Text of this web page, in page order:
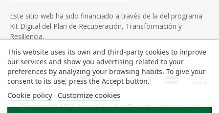
Este sitio web ha sido financiado a través de la del programa
Kit Digital del Plan de Recuperación, Transformación y
Resiliencia.
Copyright © 2022 Onulec S.L. Diseño webOnlinehuelva®
This website uses its own and third-party cookies to improve
our services and show you advertising related to your
preferences by analyzing your browsing habits. To give your
consent to its use, press the Accept button.
Cookie policy Customize cookies